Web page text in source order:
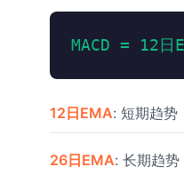
MACD = 12日
12日EMA: 短期趋势
26日EMA: 长期趋势